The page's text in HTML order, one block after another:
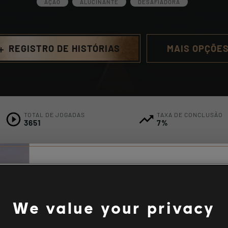
AÇÃO ALUCINANTE DESAFIADORA
REGISTRO DE HISTÓRIAS MAIS OPÇÕES
TOTAL DE JOGADAS
3651
TAXA DE CONCLUSÃO
7%
CRIADOR
As histórias criadas
We value your privacy